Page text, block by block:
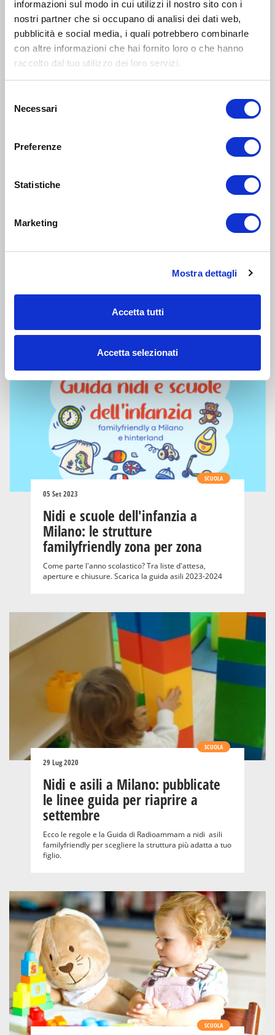
informazioni sul modo in cui utilizzi il nostro sito con i
nostri partner che si occupano di analisi dei dati web,
pubblicità e social media, i quali potrebbero combinarle
con altre informazioni che hai fornito loro o che hanno
raccolto dal tuo utilizzo dei loro servizi.
delNecessari
Preferenze
Statistiche
Marketing
Mostra dettagli
Accetta tutti
Accetta selezionati
News
SCUOLA
05 Set 2023
Nidi e scuole dell'infanzia a
Milano: le strutture
familyfriendly zona per zona
Come parte l'anno scolastico? Tra liste d'attesa,
aperture e chiusure. Scarica la guida asili 2023-2024
SCUOLA
29 Lug 2020
Nidi e asili a Milano: pubblicate
le linee guida per riaprire a
settembre
Ecco le regole e la Guida di Radioammam a nidi asili
familyfriendly per scegliere la struttura più adatta a tuo
figlio.
SCUOLA